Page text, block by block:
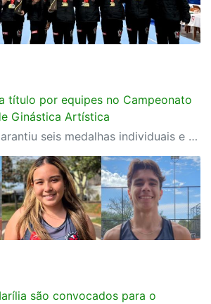
título por equipes no Campeonato
Ginástica Artística
Equipe também garantiu seis medalhas individuais e teve Rebeca Procópio como campeã do Individual Geral
são convocados para o